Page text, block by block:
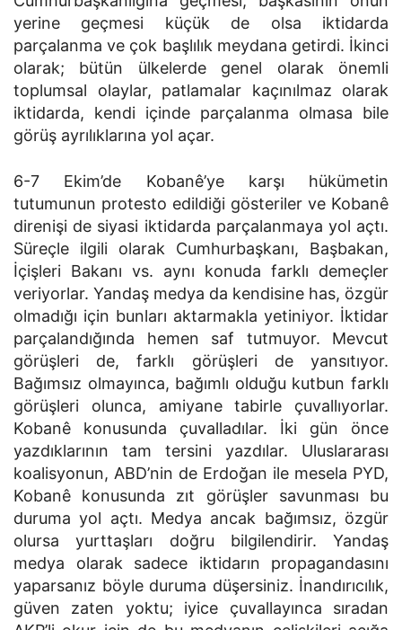
yerine geçmesi küçük de olsa iktidarda
parçalanma ve çok başlılık meydana getirdi. İkinci
olarak; bütün ülkelerde genel olarak önemli
toplumsal olaylar, patlamalar kaçınılmaz olarak
iktidarda, kendi içinde parçalanma olmasa bile
görüş ayrılıklarına yol açar.
6-7 Ekim’de Kobanê’ye karşı hükümetin
tutumunun protesto edildiği gösteriler ve Kobanê
direnişi de siyasi iktidarda parçalanmaya yol açtı.
Süreçle ilgili olarak Cumhurbaşkanı, Başbakan,
İçişleri Bakanı vs. aynı konuda farklı demeçler
veriyorlar. Yandaş medya da kendisine has, özgür
olmadığı için bunları aktarmakla yetiniyor. İktidar
parçalandığında hemen saf tutmuyor. Mevcut
görüşleri de, farklı görüşleri de yansıtıyor.
Bağımsız olmayınca, bağımlı olduğu kutbun farklı
görüşleri olunca, amiyane tabirle çuvallıyorlar.
Kobanê konusunda çuvalladılar. İki gün önce
yazdıklarının tam tersini yazdılar. Uluslararası
koalisyonun, ABD’nin de Erdoğan ile mesela PYD,
Kobanê konusunda zıt görüşler savunması bu
duruma yol açtı. Medya ancak bağımsız, özgür
olursa yurttaşları doğru bilgilendirir. Yandaş
medya olarak sadece iktidarın propagandasını
yaparsanız böyle duruma düşersiniz. İnandırıcılık,
güven zaten yoktu; iyice çuvallayınca sıradan